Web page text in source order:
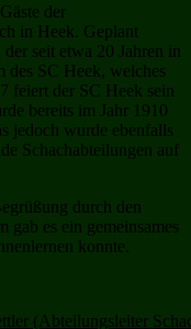
der
in Heek. Geplant
seit etwa 20 Jahren in
des SC Heek, welches
feiert der SC Heek sein
bereits im Jahr 1910
jedoch wurde ebenfalls
Schachabteilungen auf
durch den
gab es ein gemeinsames
konnte.